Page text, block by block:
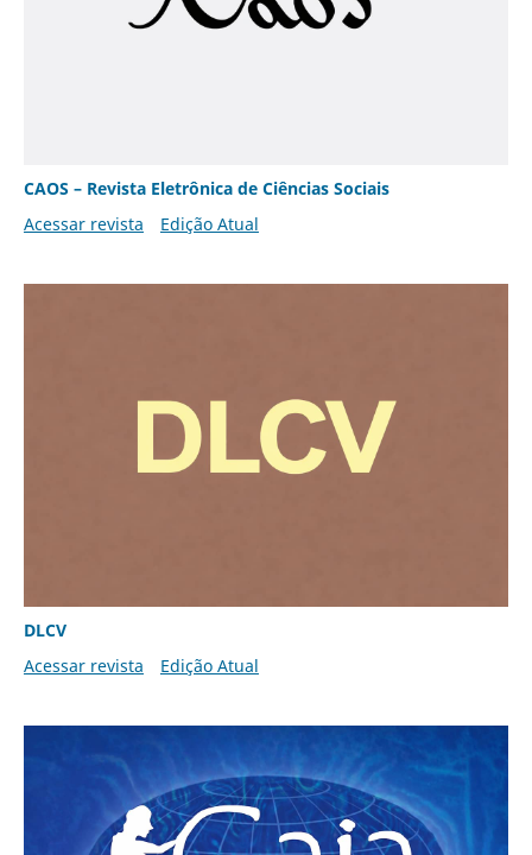
CAOS – Revista Eletrônica de Ciências Sociais
Acessar revista
Edição Atual
DLCV
Acessar revista
Edição Atual